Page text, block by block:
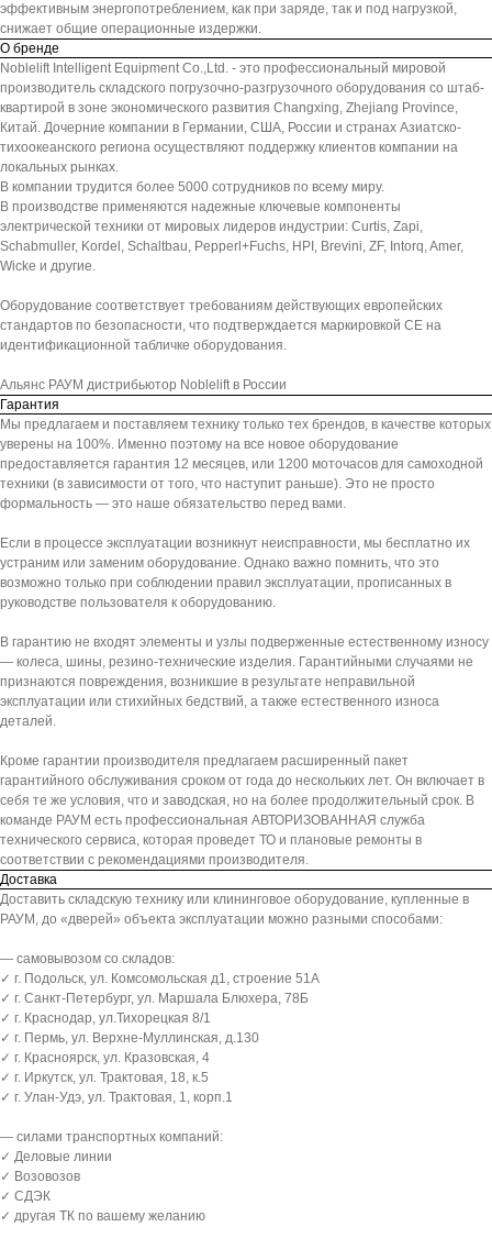
эффективным энергопотреблением, как при заряде, так и под нагрузкой,
снижает общие операционные издержки.
О бренде
Noblelift Intelligent Equipment Co.,Ltd. - это профессиональный мировой
производитель складского погрузочно-разгрузочного оборудования со штаб-
квартирой в зоне экономического развития Changxing, Zhejiang Province,
Китай. Дочерние компании в Германии, США, России и странах Азиатско-
тихоокеанского региона осуществляют поддержку клиентов компании на
локальных рынках.
В компании трудится более 5000 сотрудников по всему миру.
В производстве применяются надежные ключевые компоненты
электрической техники от мировых лидеров индустрии: Curtis, Zapi,
Schabmuller, Kordel, Schaltbau, Pepperl+Fuchs, HPI, Brevini, ZF, Intorq, Amer,
Wicke и другие.
Оборудование соответствует требованиям действующих европейских
стандартов по безопасности, что подтверждается маркировкой СЕ на
идентификационной табличке оборудования.
Альянс РАУМ дистрибьютор Noblelift в России
Гарантия
Мы предлагаем и поставляем технику только тех брендов, в качестве которых
уверены на 100%. Именно поэтому на все новое оборудование
предоставляется гарантия 12 месяцев, или 1200 моточасов для самоходной
техники (в зависимости от того, что наступит раньше). Это не просто
формальность — это наше обязательство перед вами.
Если в процессе эксплуатации возникнут неисправности, мы бесплатно их
устраним или заменим оборудование. Однако важно помнить, что это
возможно только при соблюдении правил эксплуатации, прописанных в
руководстве пользователя к оборудованию.
В гарантию не входят элементы и узлы подверженные естественному износу
— колеса, шины, резино-технические изделия. Гарантийными случаями не
признаются повреждения, возникшие в результате неправильной
эксплуатации или стихийных бедствий, а также естественного износа
деталей.
Кроме гарантии производителя предлагаем расширенный пакет
гарантийного обслуживания сроком от года до нескольких лет. Он включает в
себя те же условия, что и заводская, но на более продолжительный срок. В
команде РАУМ есть профессиональная АВТОРИЗОВАННАЯ служба
технического сервиса, которая проведет ТО и плановые ремонты в
соответствии с рекомендациями производителя.
Доставка
Доставить складскую технику или клининговое оборудование, купленные в
РАУМ, до «дверей» объекта эксплуатации можно разными способами:
— самовывозом со складов:
✓ г. Подольск, ул. Комсомольская д1, строение 51А
✓ г. Санкт-Петербург, ул. Маршала Блюхера, 78Б
✓ г. Краснодар, ул.Тихорецкая 8/1
✓ г. Пермь, ул. Верхне-Муллинская, д.130
✓ г. Красноярск, ул. Кразовская, 4
✓ г. Иркутск, ул. Трактовая, 18, к.5
✓ г. Улан-Удэ, ул. Трактовая, 1, корп.1
— силами транспортных компаний:
✓ Деловые линии
✓ Возовозов
✓ СДЭК
✓ другая ТК по вашему желанию